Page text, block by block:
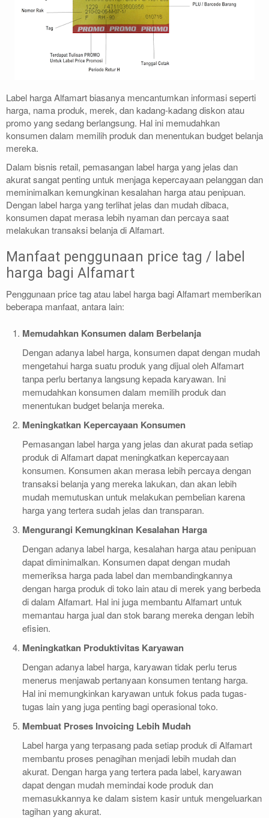
Label harga Alfamart biasanya mencantumkan informasi seperti
harga, nama produk, merek, dan kadang-kadang diskon atau
promo yang sedang berlangsung. Hal ini memudahkan
konsumen dalam memilih produk dan menentukan budget belanja
mereka.
Dalam bisnis retail, pemasangan label harga yang jelas dan
akurat sangat penting untuk menjaga kepercayaan pelanggan dan
meminimalkan kemungkinan kesalahan harga atau penipuan.
Dengan label harga yang terlihat jelas dan mudah dibaca,
konsumen dapat merasa lebih nyaman dan percaya saat
melakukan transaksi belanja di Alfamart.
Manfaat penggunaan price tag / label
harga bagi Alfamart
Penggunaan price tag atau label harga bagi Alfamart memberikan
beberapa manfaat, antara lain:
Memudahkan Konsumen dalam Berbelanja
Dengan adanya label harga, konsumen dapat dengan mudah
mengetahui harga suatu produk yang dijual oleh Alfamart
tanpa perlu bertanya langsung kepada karyawan. Ini
memudahkan konsumen dalam memilih produk dan
menentukan budget belanja mereka.
Meningkatkan Kepercayaan Konsumen
Pemasangan label harga yang jelas dan akurat pada setiap
produk di Alfamart dapat meningkatkan kepercayaan
konsumen. Konsumen akan merasa lebih percaya dengan
transaksi belanja yang mereka lakukan, dan akan lebih
mudah memutuskan untuk melakukan pembelian karena
harga yang tertera sudah jelas dan transparan.
Mengurangi Kemungkinan Kesalahan Harga
Dengan adanya label harga, kesalahan harga atau penipuan
dapat diminimalkan. Konsumen dapat dengan mudah
memeriksa harga pada label dan membandingkannya
dengan harga produk di toko lain atau di merek yang berbeda
di dalam Alfamart. Hal ini juga membantu Alfamart untuk
memantau harga jual dan stok barang mereka dengan lebih
efisien.
Meningkatkan Produktivitas Karyawan
Dengan adanya label harga, karyawan tidak perlu terus
menerus menjawab pertanyaan konsumen tentang harga.
Hal ini memungkinkan karyawan untuk fokus pada tugas-
tugas lain yang juga penting bagi operasional toko.
Membuat Proses Invoicing Lebih Mudah
Label harga yang terpasang pada setiap produk di Alfamart
membantu proses penagihan menjadi lebih mudah dan
akurat. Dengan harga yang tertera pada label, karyawan
dapat dengan mudah memindai kode produk dan
memasukkannya ke dalam sistem kasir untuk mengeluarkan
tagihan yang akurat.